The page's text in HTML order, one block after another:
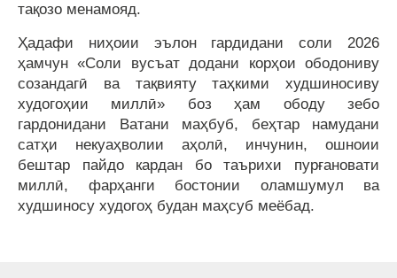
тақозо менамояд.
Ҳадафи ниҳоии эълон гардидани соли 2026
ҳамчун «Соли вусъат додани корҳои ободониву
созандагӣ ва тақвияту таҳкими худшиносиву
худогоҳии миллӣ» боз ҳам ободу зебо
гардонидани Ватани маҳбуб, беҳтар намудани
сатҳи некуаҳволии аҳолӣ, инчунин, ошноии
бештар пайдо кардан бо таърихи пурғановати
миллӣ, фарҳанги бостонии оламшумул ва
худшиносу худогоҳ будан маҳсуб меёбад.